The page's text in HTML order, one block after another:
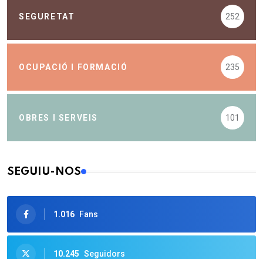
SEGURETAT 252
OCUPACIÓ I FORMACIÓ 235
OBRES I SERVEIS 101
SEGUIU-NOS
1.016 Fans
10.245 Seguidors